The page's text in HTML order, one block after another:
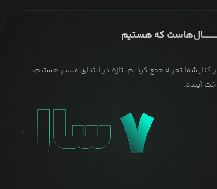
که هستیم
کنار شما تجربه جمع کردیم. تازه در ابتدای مسیر هستیم،
آینده.